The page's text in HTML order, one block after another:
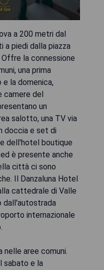
a 200 metri dal
a piedi dalla piazza
la connessione
una prima
la domenica,
camere del
un
salotto, una TV via
doccia e set di
dell'hotel boutique
è presente anche
città ci sono
Il Danzaluna Hotel
cattedrale di Valle
dall'autostrada
internazionale
nelle aree comuni.
sabato e la